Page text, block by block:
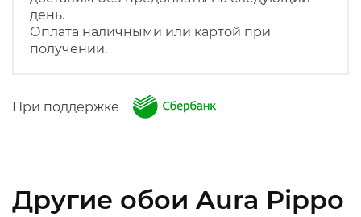
день.
Оплата наличными или картой при
получении.
При поддержке
Другие обои Aura Pippo